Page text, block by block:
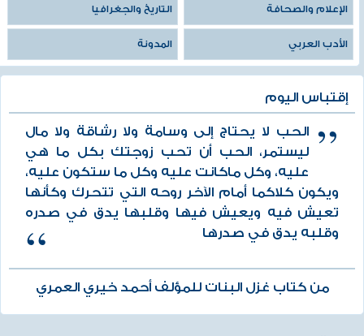
الإعلام والصحافة التاريخ والجغرافيا
الأدب العربي المدونة
إقتباس اليوم
الحب لا يحتاج إلى وسامة ولا رشاقة ولا مال
ليستمر، الحب أن تحب زوجتك بكل ما هي
عليه، وكل ماكانت عليه وكل ما ستكون عليه،
ويكون كلاكما أمام الآخر روحه التي تتحرك وكأنها
تعيش فيه ويعيش فيها وقلبها يدق في صدره
وقلبه يدق في صدرها
من كتاب غزل البنات للمؤلف أحمد خيري العمري